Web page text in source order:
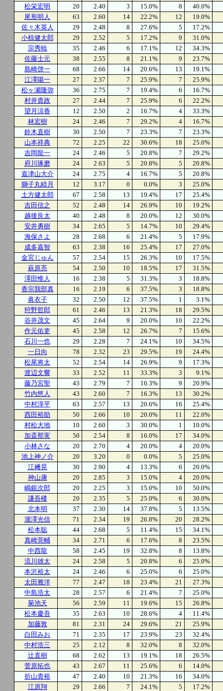
松栄宏明
20 2.40 3 15.0% 8
40.0%
尾形明人
63 2.60 14 22.2% 12
19.0%
佐々木英人
29 2.48 8 27.6% 5
17.2%
小椋健太郎
29 2.52 5 17.2% 9
31.0%
宗秀暁
35 2.46 6 17.1% 12
34.3%
佐藤士元
38 2.55 8 21.1% 9
23.7%
島崎啓一
68 2.66 14 20.6% 13
19.1%
江澤陽一
27 2.37 7 25.9% 7
25.9%
松ヶ瀬隆弥
36 2.75 7 19.4% 6
16.7%
村井貴政
27 2.44 7 25.9% 6
22.2%
望月涼香
12 2.50 2 16.7% 4
33.3%
林宏樹
24 2.46 7 29.2% 4
16.7%
鈴木直樹
30 2.50 7 23.3% 7
23.3%
山本祥典
72 2.25 22 30.6% 18
25.0%
吉岡龍一
24 2.46 5 20.8% 7
29.2%
府川琢磨
24 2.63 5 20.8% 5
20.8%
嘉津山大介
24 2.75 4 16.7% 5
20.8%
獅子丸睦月
12 3.17 0 0.0% 3
25.0%
土方健太郎
67 2.58 13 19.4% 17
25.4%
吉田信之
52 2.48 14 26.9% 10
19.2%
越後良太
40 2.48 8 20.0% 12
30.0%
安井勇樹
34 2.65 5 14.7% 10
29.4%
海保さよ
28 2.68 6 21.4% 5
17.9%
成多嘉智
63 2.38 16 25.4% 17
27.0%
金宮じゅん
57 2.54 15 26.3% 10
17.5%
萩原亮
54 2.50 10 18.5% 17
31.5%
澤田惟人
16 2.38 5 31.3% 3
18.8%
香宗我部真
16 2.19 6 37.5% 3
18.8%
眞衣子
32 2.50 12 37.5% 1
3.1%
狩野哲郎
61 2.46 13 21.3% 18
29.5%
谷井茂文
45 2.64 9 20.0% 10
22.2%
作元佑吏
45 2.58 12 26.7% 7
15.6%
石川一也
29 2.28 7 24.1% 10
34.5%
一日向
78 2.32 23 29.5% 19
24.4%
松尾将太
52 2.54 14 26.9% 9
17.3%
渡辺文響
33 2.52 11 33.3% 3
9.1%
藤乃宮聖
43 2.79 7 16.3% 9
20.9%
竹内悠人
43 2.60 7 16.3% 13
30.2%
中村淳平
63 2.57 13 20.6% 16
25.4%
西田裕助
50 2.66 10 20.0% 11
22.0%
村松大地
10 2.60 3 30.0% 1
10.0%
加斎那実
50 2.54 8 16.0% 17
34.0%
小林さな
20 2.70 4 20.0% 4
20.0%
池上神ノ介
20 3.20 0 0.0% 5
25.0%
江﨑晃
30 2.90 4 13.3% 6
20.0%
神山康
20 2.85 3 15.0% 4
20.0%
嶋銀次郎
20 2.25 3 15.0% 10
50.0%
謙吾楼
20 2.35 5 25.0% 6
30.0%
北本明
37 2.30 14 37.8% 5
13.5%
瀧澤光信
71 2.34 19 26.8% 20
28.2%
松本聡
44 2.68 5 11.4% 15
34.1%
真崎莞輔
34 2.71 6 17.6% 8
23.5%
中西龍
58 2.45 19 32.8% 8
13.8%
流川雄太
24 2.58 5 20.8% 6
25.0%
本沢裕太
24 2.46 6 25.0% 6
25.0%
太田雅洋
77 2.47 18 23.4% 21
27.3%
中島浩太
28 2.57 6 21.4% 7
25.0%
菊池天
56 2.59 11 19.6% 15
26.8%
松本慶吾
35 2.63 10 28.6% 4
11.4%
加藤敦
81 2.31 24 29.6% 21
25.9%
白田みお
71 2.35 17 23.9% 23
32.4%
中村浩三
25 2.12 8 32.0% 8
32.0%
辻直樹
68 2.62 13 19.1% 18
26.5%
菅原拓也
43 2.67 11 25.6% 6
14.0%
折山貴裕
47 2.40 10 21.3% 16
34.0%
江原翔
29 2.66 7 24.1% 5
17.2%